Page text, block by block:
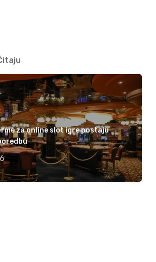
za online slot igre postaju